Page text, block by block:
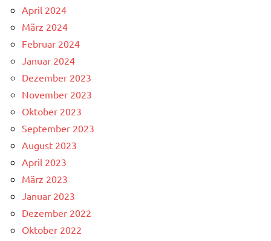
April 2024
März 2024
Februar 2024
Januar 2024
Dezember 2023
November 2023
Oktober 2023
September 2023
August 2023
April 2023
März 2023
Januar 2023
Dezember 2022
Oktober 2022